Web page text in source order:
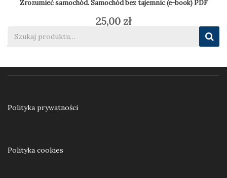
Zrozumieć samochód. Samochód bez tajemnic (e-book) PDF
25,00 zł
Dodaj do koszyka
Polityka prywatności
Polityka cookies